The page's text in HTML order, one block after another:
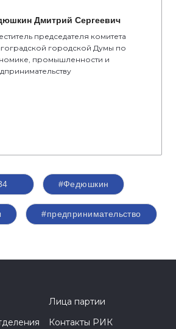
Дмитрий Сергеевич
председателя комитета
городской Думы по
промышленности и
#Федюшкин
#предпринимательство
Лица партии
Контакты РИК